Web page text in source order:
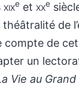
xixe et xxe
de
compte de
un
Vie au Grand